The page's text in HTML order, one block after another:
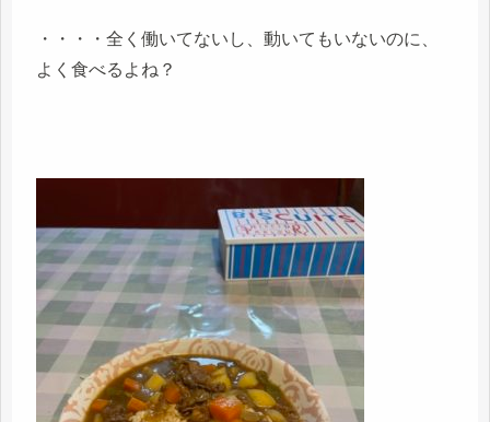
・・・・全く働いてないし、動いてもいないのに、
よく食べるよね？